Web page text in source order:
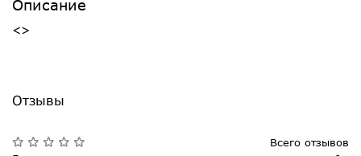
Описание
<>
Отзывы
Всего отзывов